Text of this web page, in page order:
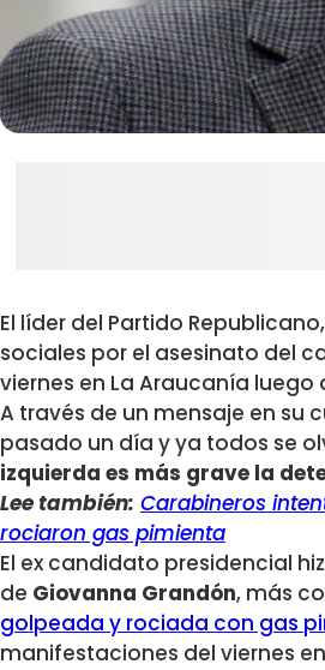
El líder del Partido Republicano,
sociales por el asesinato del
viernes en La Araucanía
A través de un mensaje en su
pasado un día y ya todos se
izquierda es más grave la
Lee también: Carabineros
rociaron gas pimienta
El ex candidato presidencial
de Giovanna Grandón, más
golpeada y rociada con gas
manifestaciones del viernes